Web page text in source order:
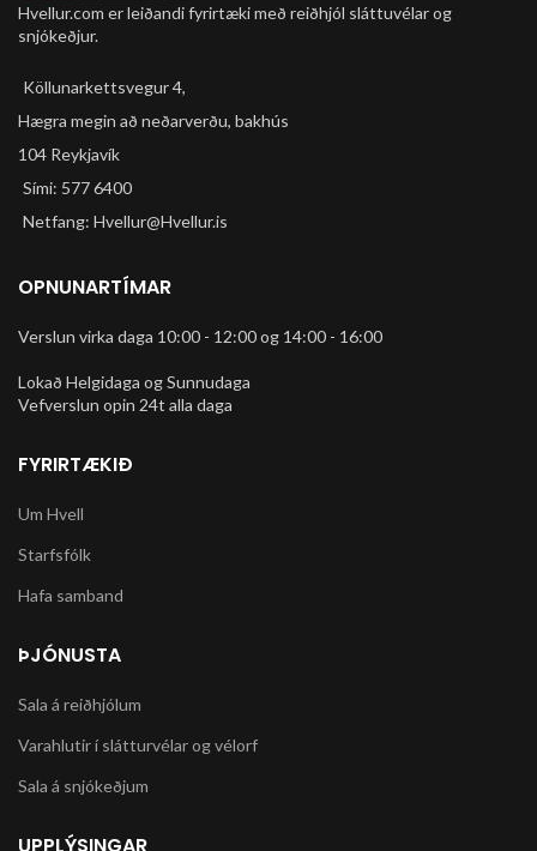
Hvellur.com er leiðandi fyrirtæki með reiðhjól sláttuvélar og
snjókeðjur.
Köllunarkettsvegur 4,
Hægra megin að neðarverðu, bakhús
104 Reykjavík
Sími: 577 6400
Netfang: Hvellur@Hvellur.is
OPNUNARTÍMAR
Verslun virka daga 10:00 - 12:00 og 14:00 - 16:00
Lokað Helgidaga og Sunnudaga
Vefverslun opin 24t alla daga
FYRIRTÆKIÐ
Um Hvell
Starfsfólk
Hafa samband
ÞJÓNUSTA
Sala á reiðhjólum
Varahlutir í slátturvélar og vélorf
Sala á snjókeðjum
UPPLÝSINGAR